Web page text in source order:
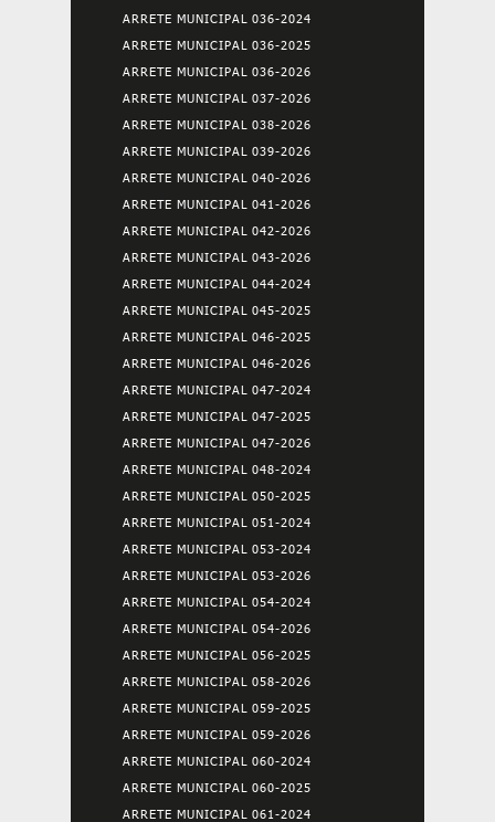
ARRETE MUNICIPAL 036-2024
ARRETE MUNICIPAL 036-2025
ARRETE MUNICIPAL 036-2026
ARRETE MUNICIPAL 037-2026
ARRETE MUNICIPAL 038-2026
ARRETE MUNICIPAL 039-2026
ARRETE MUNICIPAL 040-2026
ARRETE MUNICIPAL 041-2026
ARRETE MUNICIPAL 042-2026
ARRETE MUNICIPAL 043-2026
ARRETE MUNICIPAL 044-2024
ARRETE MUNICIPAL 045-2025
ARRETE MUNICIPAL 046-2025
ARRETE MUNICIPAL 046-2026
ARRETE MUNICIPAL 047-2024
ARRETE MUNICIPAL 047-2025
ARRETE MUNICIPAL 047-2026
ARRETE MUNICIPAL 048-2024
ARRETE MUNICIPAL 050-2025
ARRETE MUNICIPAL 051-2024
ARRETE MUNICIPAL 053-2024
ARRETE MUNICIPAL 053-2026
ARRETE MUNICIPAL 054-2024
ARRETE MUNICIPAL 054-2026
ARRETE MUNICIPAL 056-2025
ARRETE MUNICIPAL 058-2026
ARRETE MUNICIPAL 059-2025
ARRETE MUNICIPAL 059-2026
ARRETE MUNICIPAL 060-2024
ARRETE MUNICIPAL 060-2025
ARRETE MUNICIPAL 061-2024